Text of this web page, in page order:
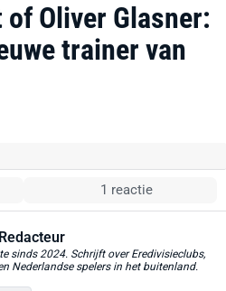
of Oliver Glasner:
trainer van
1 reactie
sinds 2024. Schrijft over Eredivisieclubs,
Nederlandse spelers in het buitenland.